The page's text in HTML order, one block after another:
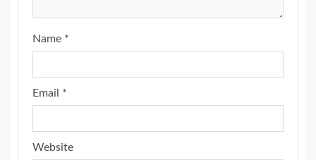
Name *
Email *
Website